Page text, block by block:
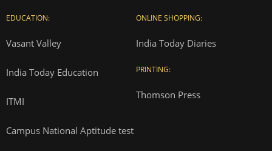
EDUCATION:
Vasant Valley
India Today Education
ITMI
Campus National Aptitude test
ONLINE SHOPPING:
India Today Diaries
PRINTING:
Thomson Press